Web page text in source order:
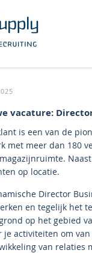
vacature:
is een van de
met meer dan 180
op locatie.
Director
en tegelijk het
op het gebied
je activiteiten om
van relaties